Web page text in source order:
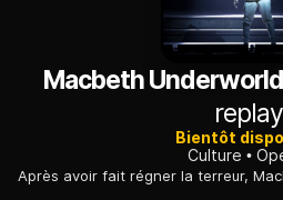
Macbeth Underworld
replay
Bientôt
Culture